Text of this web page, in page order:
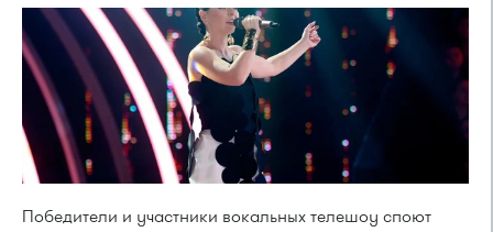
Победители и участники вокальных телешоу споют